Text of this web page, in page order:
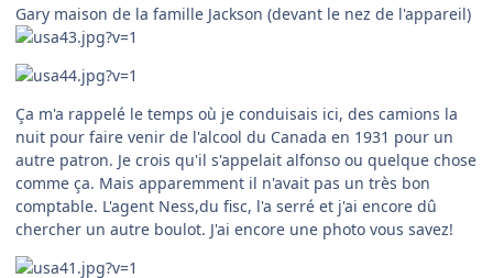
Gary maison de la famille Jackson (devant le nez de l'appareil)
Ça m'a rappelé le temps où je conduisais ici, des camions la
nuit pour faire venir de l'alcool du Canada en 1931 pour un
autre patron. Je crois qu'il s'appelait alfonso ou quelque chose
comme ça. Mais apparemment il n'avait pas un très bon
comptable. L'agent Ness,du fisc, l'a serré et j'ai encore dû
chercher un autre boulot. J'ai encore une photo vous savez!